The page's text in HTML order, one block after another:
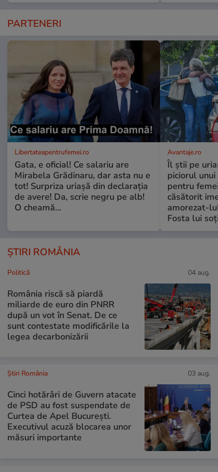
PARTENERI
Libertateapentrufemei.ro
Gata, e oficial! Ce salariu are
Mirabela Grădinaru, dar asta nu e
tot! Surpriza uriașă din declarația
de avere! Da, scrie negru pe alb!
O cheamă…
Avantaje.ro
Îl știi pe
piciorul
pentru
căsătorit
amorezat-
Fosta lui
ȘTIRI ROMÂNIA
Politică 04 aug.
România riscă să piardă
miliarde de euro din PNRR
după un vot în Senat. De ce
sunt contestate modificările la
legea decarbonizării
Știri România 03 aug.
Cinci hotărâri de Guvern atacate
de PSD au fost suspendate de
Curtea de Apel București.
Executivul acuză blocarea unor
măsuri importante